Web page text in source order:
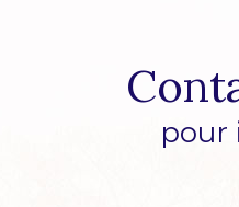
pour